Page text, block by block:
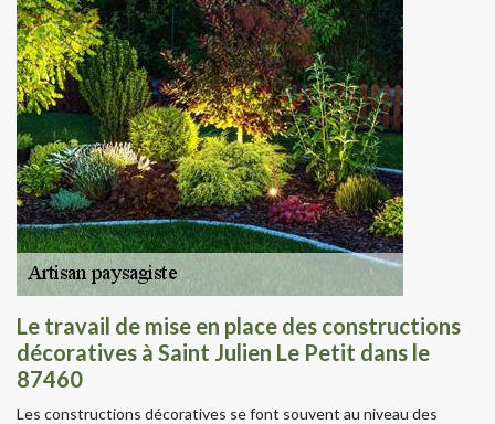
Le travail de mise en place des constructions
décoratives à Saint Julien Le Petit dans le
87460
Les constructions décoratives se font souvent au niveau des